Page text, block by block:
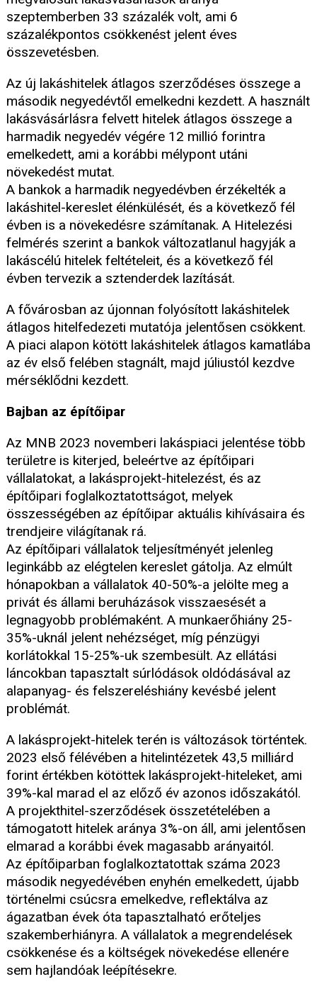
szeptemberben 33 százalék volt, ami 6
százalékpontos csökkenést jelent éves
összevetésben.
Az új lakáshitelek átlagos szerződéses összege a
második negyedévtől emelkedni kezdett. A használt
lakásvásárlásra felvett hitelek átlagos összege a
harmadik negyedév végére 12 millió forintra
emelkedett, ami a korábbi mélypont utáni
növekedést mutat.
A bankok a harmadik negyedévben érzékelték a
lakáshitel-kereslet élénkülését, és a következő fél
évben is a növekedésre számítanak. A Hitelezési
felmérés szerint a bankok változatlanul hagyják a
lakáscélú hitelek feltételeit, és a következő fél
évben tervezik a sztenderdek lazítását.
A fővárosban az újonnan folyósított lakáshitelek
átlagos hitelfedezeti mutatója jelentősen csökkent.
A piaci alapon kötött lakáshitelek átlagos kamatlába
az év első felében stagnált, majd júliustól kezdve
mérséklődni kezdett.
Bajban az építőipar
Az MNB 2023 novemberi lakáspiaci jelentése több
területre is kiterjed, beleértve az építőipari
vállalatokat, a lakásprojekt-hitelezést, és az
építőipari foglalkoztatottságot, melyek
összességében az építőipar aktuális kihívásaira és
trendjeire világítanak rá.
Az építőipari vállalatok teljesítményét jelenleg
leginkább az elégtelen kereslet gátolja. Az elmúlt
hónapokban a vállalatok 40-50%-a jelölte meg a
privát és állami beruházások visszaesését a
legnagyobb problémaként. A munkaerőhiány 25-
35%-uknál jelent nehézséget, míg pénzügyi
korlátokkal 15-25%-uk szembesült. Az ellátási
láncokban tapasztalt súrlódások oldódásával az
alapanyag- és felszereléshiány kevésbé jelent
problémát.
A lakásprojekt-hitelek terén is változások történtek.
2023 első félévében a hitelintézetek 43,5 milliárd
forint értékben kötöttek lakásprojekt-hiteleket, ami
39%-kal marad el az előző év azonos időszakától.
A projekthitel-szerződések összetételében a
támogatott hitelek aránya 3%-on áll, ami jelentősen
elmarad a korábbi évek magasabb arányaitól.
Az építőiparban foglalkoztatottak száma 2023
második negyedévében enyhén emelkedett, újabb
történelmi csúcsra emelkedve, reflektálva az
ágazatban évek óta tapasztalható erőteljes
szakemberhiányra. A vállalatok a megrendelések
csökkenése és a költségek növekedése ellenére
sem hajlandóak leépítésekre.